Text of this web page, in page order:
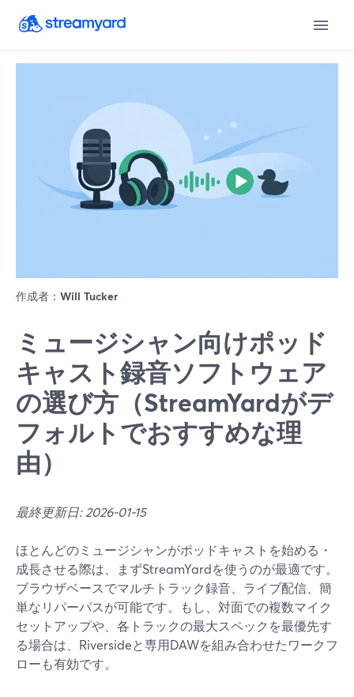
作成者： Will Tucker
ミュージシャン向けポッド
キャスト録音ソフトウェア
の選び方（StreamYardがデ
フォルトでおすすめな理
由）
最終更新日: 2026-01-15
ほとんどのミュージシャンがポッドキャストを始める・
成長させる際は、まずStreamYardを使うのが最適です。
ブラウザベースでマルチトラック録音、ライブ配信、簡
単なリパーパスが可能です。もし、対面での複数マイク
セットアップや、各トラックの最大スペックを最優先す
る場合は、Riversideと専用DAWを組み合わせたワークフ
ローも有効です。